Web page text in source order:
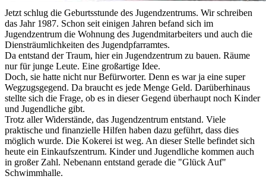
Jetzt schlug die Geburtsstunde des Jugendzentrums. Wir schreiben
das Jahr 1987. Schon seit einigen Jahren befand sich im
Jugendzentrum die Wohnung des Jugendmitarbeiters und auch die
Diensträumlichkeiten des Jugendpfarramtes.
Da entstand der Traum, hier ein Jugendzentrum zu bauen. Räume
nur für junge Leute. Eine großartige Idee.
Doch, sie hatte nicht nur Befürworter. Denn es war ja eine super
Wegzugsgegend. Da braucht es jede Menge Geld. Darüberhinaus
stellte sich die Frage, ob es in dieser Gegend überhaupt noch Kinder
und Jugendliche gibt.
Trotz aller Widerstände, das Jugendzentrum entstand. Viele
praktische und finanzielle Hilfen haben dazu geführt, dass dies
möglich wurde. Die Kokerei ist weg. An dieser Stelle befindet sich
heute ein Einkaufszentrum. Kinder und Jugendliche kommen auch
in großer Zahl. Nebenann entstand gerade die "Glück Auf"
Schwimmhalle.